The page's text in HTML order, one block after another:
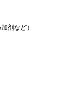
剤など）